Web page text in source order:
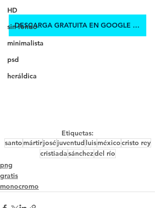
HD
sin fondo
minimalista
psd
heráldica
DESCARGA GRATUITA EN GOOGLE DRIVE
Etiquetas:
santo mártirjoséjuventud luisméxicocristo rey
cristiadasánchezdel río
png
gratis
monocromo